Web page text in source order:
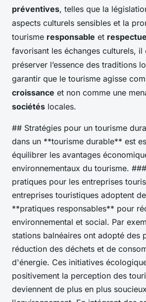
préventives, telles que la
aspects culturels sensibles et la
tourisme responsable et
favorisant les échanges culturels, il
préserver l’essence des traditions
garantir que le tourisme agisse
croissance et non comme une
sociétés locales.
## Stratégies pour un tourisme
dans un **tourisme durable** est
équilibrer les avantages
environnementaux du tourisme.
pratiques pour les entreprises
entreprises touristiques adoptent
**pratiques responsables** pour
environnemental et social. Par
stations balnéaires ont adopté des
réduction des déchets et de
d'énergie. Ces initiatives
positivement la perception des
deviennent de plus en plus